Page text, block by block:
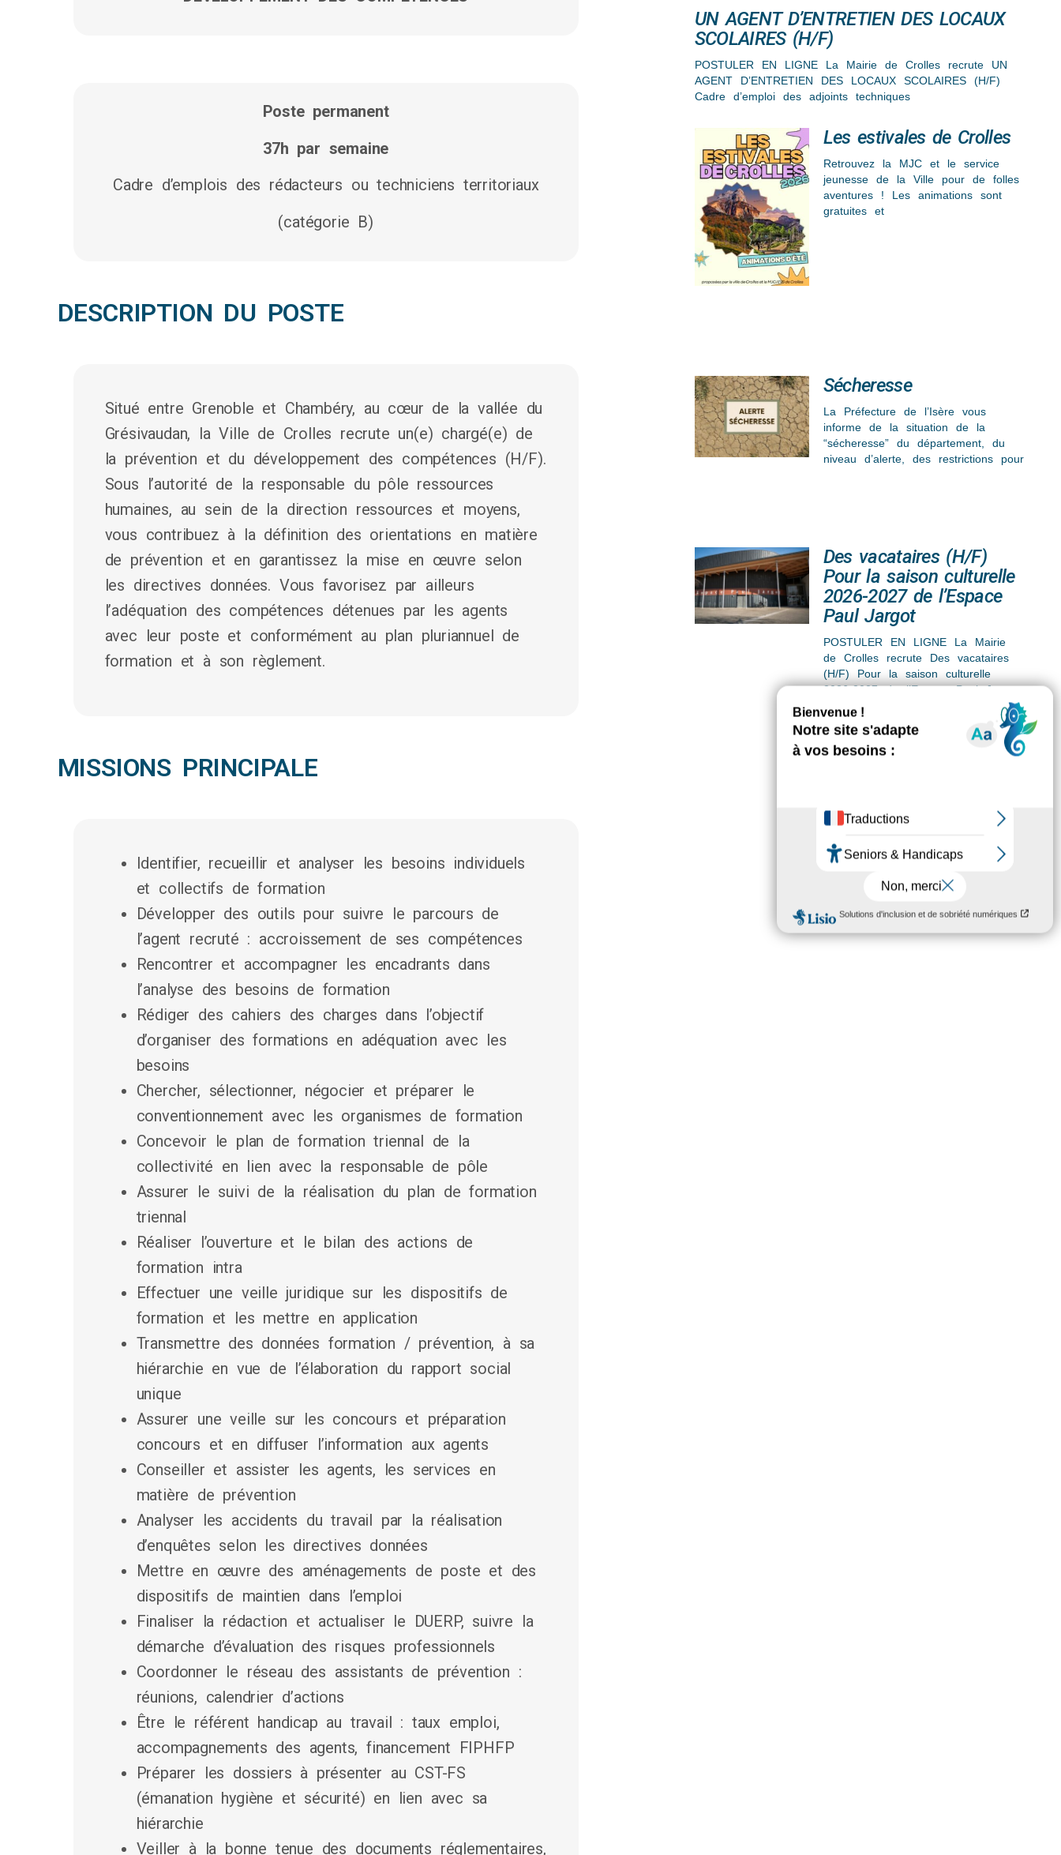
Poste permanent
37h par semaine
Cadre d’emplois des rédacteurs ou techniciens territoriaux
(catégorie B)
DESCRIPTION DU POSTE
Situé entre Grenoble et Chambéry, au cœur de la vallée du
Grésivaudan, la Ville de Crolles recrute un(e) chargé(e) de
la prévention et du développement des compétences (H/F).
Sous l’autorité de la responsable du pôle ressources
humaines, au sein de la direction ressources et moyens,
vous contribuez à la définition des orientations en matière
de prévention et en garantissez la mise en œuvre selon
les directives données. Vous favorisez par ailleurs
l’adéquation des compétences détenues par les agents
avec leur poste et conformément au plan pluriannuel de
formation et à son règlement.
MISSIONS PRINCIPALE
Identifier, recueillir et analyser les besoins individuels
et collectifs de formation
Développer des outils pour suivre le parcours de
l’agent recruté : accroissement de ses compétences
Rencontrer et accompagner les encadrants dans
l’analyse des besoins de formation
Rédiger des cahiers des charges dans l’objectif
d’organiser des formations en adéquation avec les
besoins
Chercher, sélectionner, négocier et préparer le
conventionnement avec les organismes de formation
Concevoir le plan de formation triennal de la
collectivité en lien avec la responsable de pôle
Assurer le suivi de la réalisation du plan de formation
triennal
Réaliser l’ouverture et le bilan des actions de
formation intra
Effectuer une veille juridique sur les dispositifs de
formation et les mettre en application
Transmettre des données formation / prévention, à sa
hiérarchie en vue de l’élaboration du rapport social
unique
Assurer une veille sur les concours et préparation
concours et en diffuser l’information aux agents
Conseiller et assister les agents, les services en
matière de prévention
Analyser les accidents du travail par la réalisation
d’enquêtes selon les directives données
Mettre en œuvre des aménagements de poste et des
dispositifs de maintien dans l’emploi
Finaliser la rédaction et actualiser le DUERP, suivre la
démarche d’évaluation des risques professionnels
Coordonner le réseau des assistants de prévention :
réunions, calendrier d’actions
Être le référent handicap au travail : taux emploi,
accompagnements des agents, financement FIPHFP
Préparer les dossiers à présenter au CST-FS
(émanation hygiène et sécurité) en lien avec sa
hiérarchie
Veiller à la bonne tenue des documents réglementaires,
UN AGENT D’ENTRETIEN DES LOCAUX
SCOLAIRES (H/F)
POSTULER EN LIGNE La Mairie de Crolles recrute UN
AGENT D’ENTRETIEN DES LOCAUX SCOLAIRES (H/F)
Cadre d’emploi des adjoints techniques
Les estivales de Crolles
Retrouvez la MJC et le service
jeunesse de la Ville pour de folles
aventures ! Les animations sont
gratuites et
Sécheresse
La Préfecture de l’Isère vous
informe de la situation de la
“sécheresse” du département, du
niveau d’alerte, des restrictions pour
Des vacataires (H/F)
Pour la saison culturelle
2026-2027 de l’Espace
Paul Jargot
POSTULER EN LIGNE La Mairie
de Crolles recrute Des vacataires
(H/F) Pour la saison culturelle
2026-2027 de l’Espace Paul Jargot